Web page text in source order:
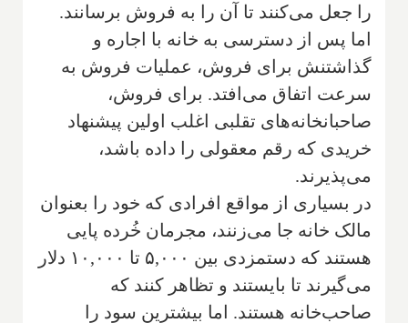
را جعل می‌کنند تا آن را به فروش برسانند.
اما پس از دسترسی به خانه با اجاره و
گذاشتنش برای فروش، عملیات فروش به
سرعت اتفاق می‌افتد. برای فروش،
صاحبانخانه‌های تقلبی اغلب اولین پیشنهاد
خریدی که رقم معقولی را داده باشد،
می‌پذیرند.
در بسیاری از مواقع افرادی که خود را بعنوان
مالک خانه جا می‌زنند، مجرمان خُرده پایی
هستند که دستمزدی بین ۵,۰۰۰ تا ۱۰,۰۰۰ دلار
می‌گیرند تا بایستند و تظاهر کنند که
‌صاحب‌خانه هستند. اما بیشترین سود را